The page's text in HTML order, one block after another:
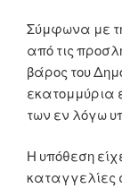
Σύμφωνα με
από τις
βάρος του
εκατομμύρια
των εν λόγω
Η υπόθεση
καταγγελίες